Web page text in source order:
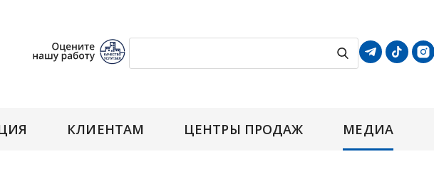
КЛИЕНТАМ ЦЕНТРЫ ПРОДАЖ МЕДИА